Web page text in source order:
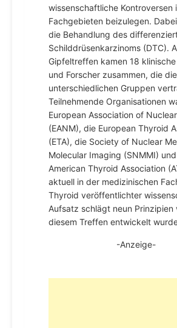
wissenschaftliche Kontroversen
Fachgebieten beizulegen.
die Behandlung des
Schilddrüsenkarzinoms (DTC).
Gipfeltreffen kamen 18
und Forscher zusammen, die die
unterschiedlichen Gruppen
Teilnehmende Organisationen
European Association of
(EANM), die European Thyroid
(ETA), die Society of Nuclear
Molecular Imaging (SNMMI)
American Thyroid Association
aktuell in der medizinischen
Thyroid veröffentlichter
Aufsatz schlägt neun Prinzipien
diesem Treffen entwickelt
-Anzeige-